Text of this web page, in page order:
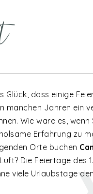
Glück, dass einige
manchen Jahren ein
Wie wäre es, wenn
Erfahrung zu
Orte buchen
Die Feiertage des 1.
viele Urlaubstage